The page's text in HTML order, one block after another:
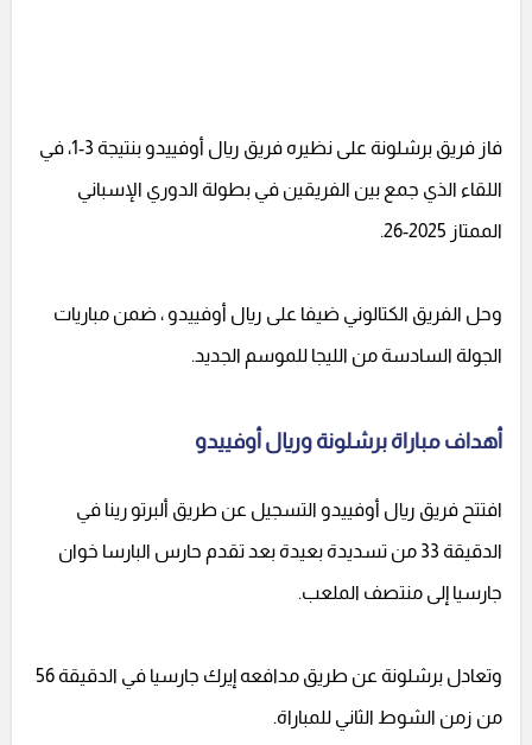
فاز فريق برشلونة على نظيره فريق ريال أوفييدو بنتيجة 3-1، في
اللقاء الذي جمع بين الفريقين في بطولة الدوري الإسباني
الممتاز 2025-26.
وحل الفريق الكتالوني ضيفا على ريال أوفييدو ، ضمن مباريات
الجولة السادسة من الليجا للموسم الجديد.
أهداف مباراة برشلونة وريال أوفييدو
افتتح فريق ريال أوفييدو التسجيل عن طريق ألبرتو رينا في
الدقيقة 33 من تسديدة بعيدة بعد تقدم حارس البارسا خوان
جارسيا إلى منتصف الملعب.
وتعادل برشلونة عن طريق مدافعه إيرك جارسيا في الدقيقة 56
من زمن الشوط الثاني للمباراة.